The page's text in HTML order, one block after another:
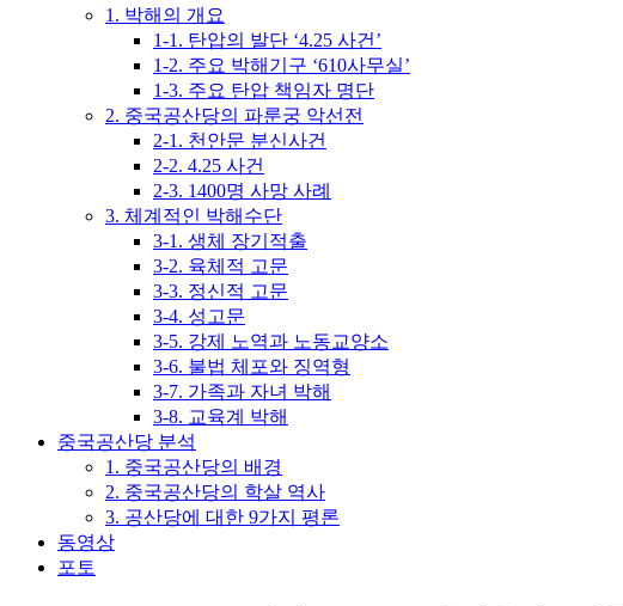
1. 박해의 개요
1-1. 탄압의 발단 ‘4.25 사건’
1-2. 주요 박해기구 ‘610사무실’
1-3. 주요 탄압 책임자 명단
2. 중국공산당의 파룬궁 악선전
2-1. 천안문 분신사건
2-2. 4.25 사건
2-3. 1400명 사망 사례
3. 체계적인 박해수단
3-1. 생체 장기적출
3-2. 육체적 고문
3-3. 정신적 고문
3-4. 성고문
3-5. 강제 노역과 노동교양소
3-6. 불법 체포와 징역형
3-7. 가족과 자녀 박해
3-8. 교육계 박해
중국공산당 분석
1. 중국공산당의 배경
2. 중국공산당의 학살 역사
3. 공산당에 대한 9가지 평론
동영상
포토